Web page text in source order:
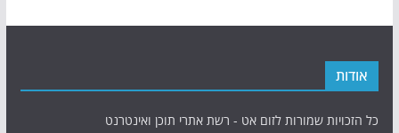
אודות
כל הזכויות שמורות לזום אט - רשת אתרי תוכן ואינטרנט